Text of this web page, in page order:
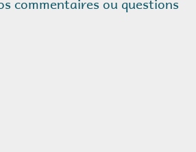
commentaires ou questions